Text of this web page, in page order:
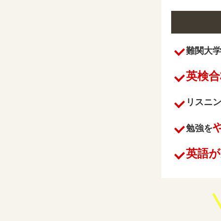
難関大
英検
リスニ
勉強を
英語